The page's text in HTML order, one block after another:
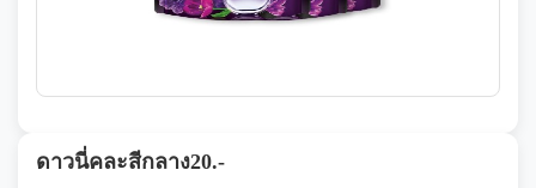
ดาวนี่คละสีกลาง20.-